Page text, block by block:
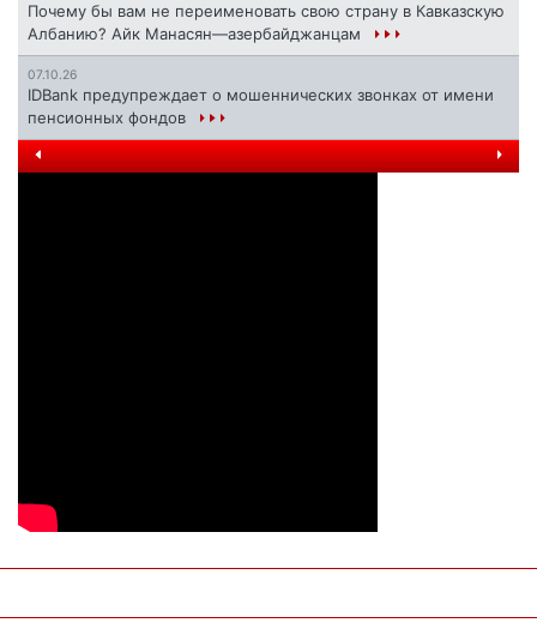
Почему бы вам не переименовать свою страну в Кавказскую
Албанию? Айк Манасян—азербайджанцам
07.10.26
IDBank предупреждает о мошеннических звонках от имени
пенсионных фондов